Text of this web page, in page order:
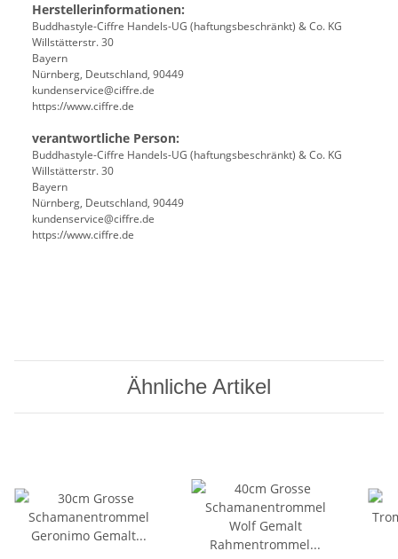
Herstellerinformationen:
Buddhastyle-Ciffre Handels-UG (haftungsbeschränkt) & Co. KG
Willstätterstr. 30
Bayern
Nürnberg, Deutschland, 90449
kundenservice@ciffre.de
https://www.ciffre.de
verantwortliche Person:
Buddhastyle-Ciffre Handels-UG (haftungsbeschränkt) & Co. KG
Willstätterstr. 30
Bayern
Nürnberg, Deutschland, 90449
kundenservice@ciffre.de
https://www.ciffre.de
Ähnliche Artikel